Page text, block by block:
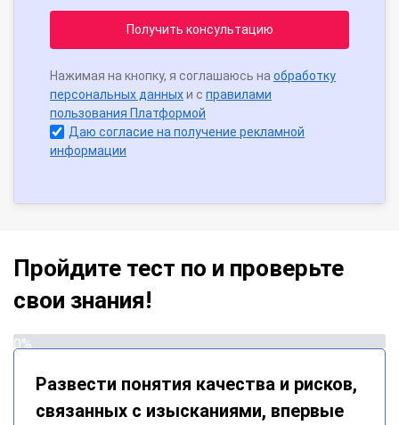
Получить консультацию
Нажимая на кнопку, я соглашаюсь на обработку
персональных данныхи с правилами
пользования Платформой
Даю согласие на получение рекламной
информации
Пройдите тест по и проверьте
свои знания!
0%
Развести понятия качества и рисков,
связанных с изысканиями, впервые